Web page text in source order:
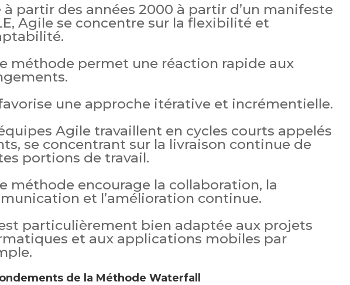
à partir des années 2000 à partir d’un manifeste
Agile se concentre sur la flexibilité et
méthode permet une réaction rapide aux
une approche itérative et incrémentielle.
Agile travaillent en cycles courts appelés
se concentrant sur la livraison continue de
portions de travail.
méthode encourage la collaboration, la
et l’amélioration continue.
particulièrement bien adaptée aux projets
et aux applications mobiles par
de la Méthode Waterfall